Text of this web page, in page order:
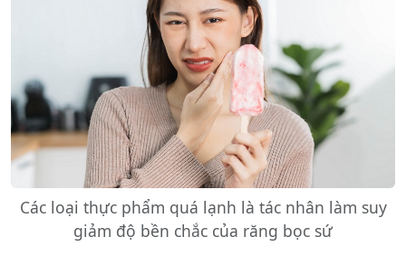
Các loại thực phẩm quá lạnh là tác nhân làm suy
giảm độ bền chắc của răng bọc sứ